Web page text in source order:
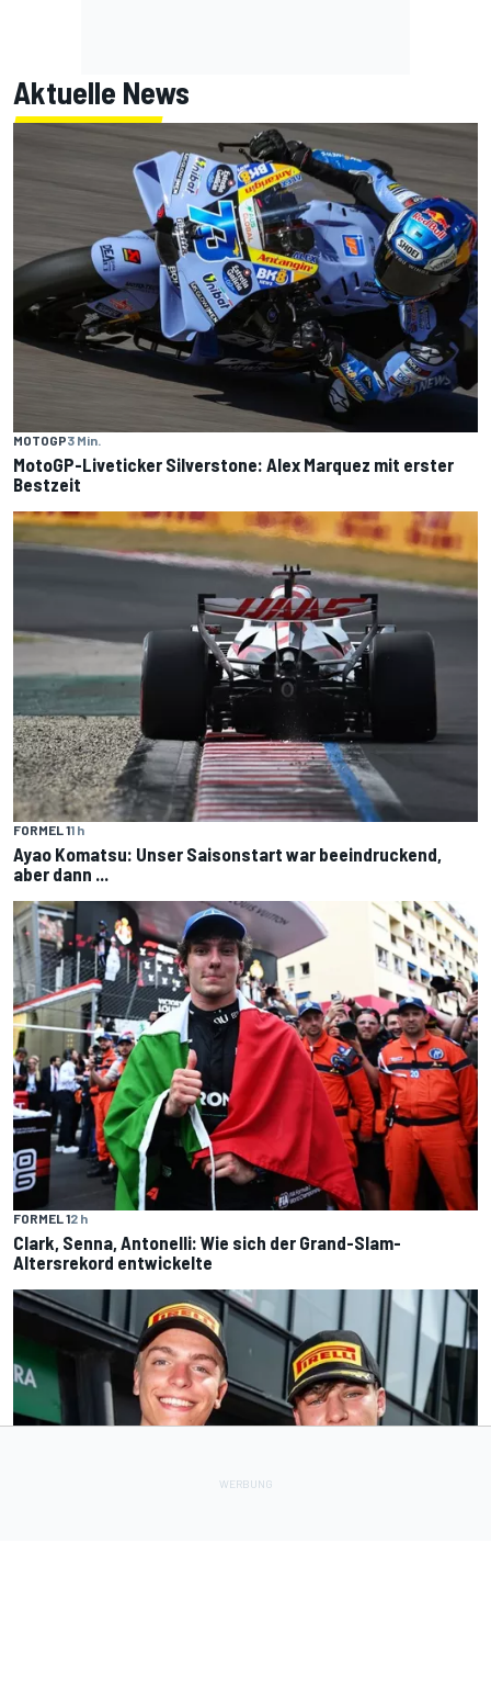
Aktuelle News
MOTOGP3 Min.
MotoGP-Liveticker Silverstone: Alex Marquez mit erster
Bestzeit
FORMEL 11 h
Ayao Komatsu: Unser Saisonstart war beeindruckend,
aber dann ...
FORMEL 12 h
Clark, Senna, Antonelli: Wie sich der Grand-Slam-
Altersrekord entwickelte